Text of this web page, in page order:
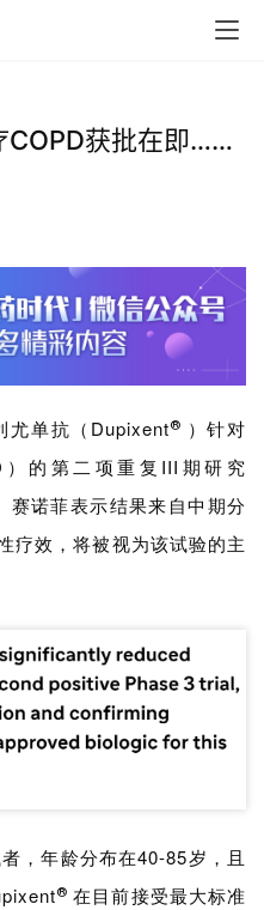
COPD获批在即……
尤单抗 （ Dupixent® ）针对
）的 第二项重复III期研究
赛诺菲表示结果来自中期分
疗效，将被视为该试验的主
，年龄分布在40-85岁，且
® 在目前接受最大标准